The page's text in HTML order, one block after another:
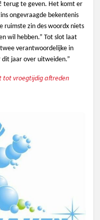
terug te geven. Het komt er
ongevraagde bekentenis
ruimste zin des woordx niets
wil hebben.” Tot slot laat
verantwoordelijke in
dit jaar over uitweiden.”
tot vroegtijdig aftreden